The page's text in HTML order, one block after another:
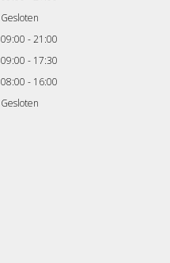
Gesloten
09:00 - 21:00
09:00 - 17:30
08:00 - 16:00
Gesloten